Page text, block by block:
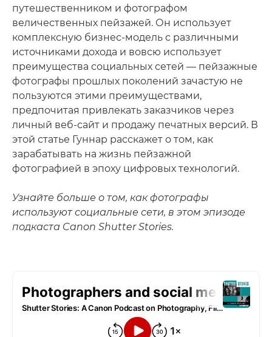
путешественником и фотографом
величественных пейзажей. Он использует
комплексную бизнес-модель с различными
источниками дохода и вовсю использует
преимущества социальных сетей — пейзажные
фотографы прошлых поколений зачастую не
пользуются этими преимуществами,
предпочитая привлекать заказчиков через
личный веб-сайт и продажу печатных версий. В
этой статье Гуннар расскажет о том, как
зарабатывать на жизнь пейзажной
фотографией в эпоху цифровых технологий.
Узнайте больше о том, как фотографы
используют социальные сети, в этом эпизоде
подкаста Canon Shutter Stories.